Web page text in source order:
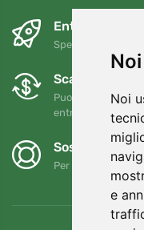
Noi
e
Entro il giorno
Spedizione
Scambi e resi
Puoi restituire o
entro 90 giorni
Sosteniamo
Per ogni ordine